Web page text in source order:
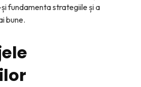
fundamenta strategiile și a
bune.